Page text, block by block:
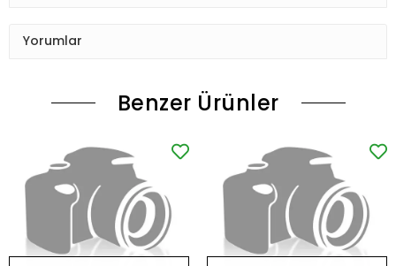
Yorumlar
Benzer Ürünler